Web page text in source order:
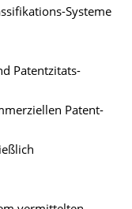
Systeme
Patentzitats-
Patent-